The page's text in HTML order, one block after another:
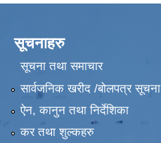
सूचनाहरु
सूचना तथा समाचार
सार्वजनिक खरीद /बोलपत्र सूचना
ऐन, कानुन तथा निर्देशिका
कर तथा शुल्कहरु